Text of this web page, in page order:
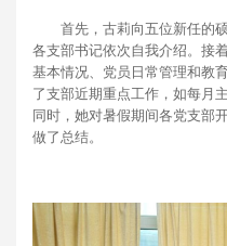
首先，古莉向五位新任的硕
各支部书记依次自我介绍。接
基本情况、党员日常管理和教
了支部近期重点工作，如每月
同时，她对暑假期间各党支部
做了总结。